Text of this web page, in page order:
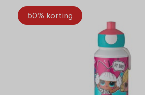
50% korting